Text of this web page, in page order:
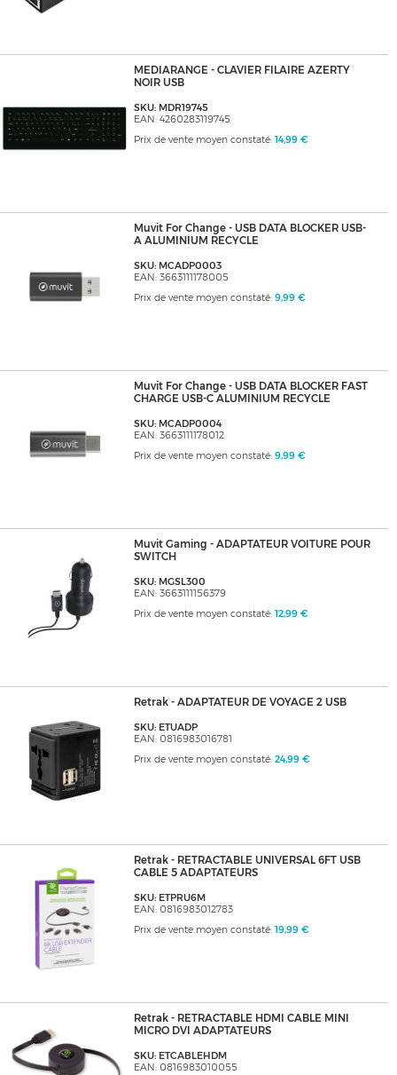
MEDIARANGE - CLAVIER FILAIRE AZERTY
NOIR USB
SKU: MDR19745
EAN: 4260283119745
Prix de vente moyen constaté: 14,99 €
Muvit For Change - USB DATA BLOCKER USB-
A ALUMINIUM RECYCLE
SKU: MCADP0003
EAN: 3663111178005
Prix de vente moyen constaté: 9,99 €
Muvit For Change - USB DATA BLOCKER FAST
CHARGE USB-C ALUMINIUM RECYCLE
SKU: MCADP0004
EAN: 3663111178012
Prix de vente moyen constaté: 9,99 €
Muvit Gaming - ADAPTATEUR VOITURE POUR
SWITCH
SKU: MGSL300
EAN: 3663111156379
Prix de vente moyen constaté: 12,99 €
Retrak - ADAPTATEUR DE VOYAGE 2 USB
SKU: ETUADP
EAN: 0816983016781
Prix de vente moyen constaté: 24,99 €
Retrak - RETRACTABLE UNIVERSAL 6FT USB
CABLE 5 ADAPTATEURS
SKU: ETPRU6M
EAN: 0816983012783
Prix de vente moyen constaté: 19,99 €
Retrak - RETRACTABLE HDMI CABLE MINI
MICRO DVI ADAPTATEURS
SKU: ETCABLEHDM
EAN: 0816983010055